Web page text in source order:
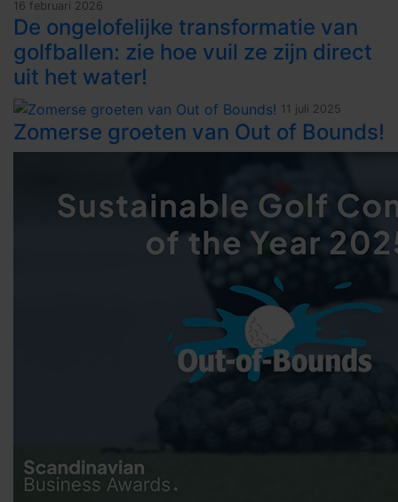
16 februari 2026
De ongelofelijke transformatie van
golfballen: zie hoe vuil ze zijn direct
uit het water!
11 juli 2025
Zomerse groeten van Out of Bounds!